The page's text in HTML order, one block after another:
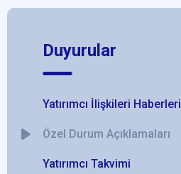
Duyurular
Yatırımcı İlişkileri Haberleri
Özel Durum Açıklamaları
Yatırımcı Takvimi